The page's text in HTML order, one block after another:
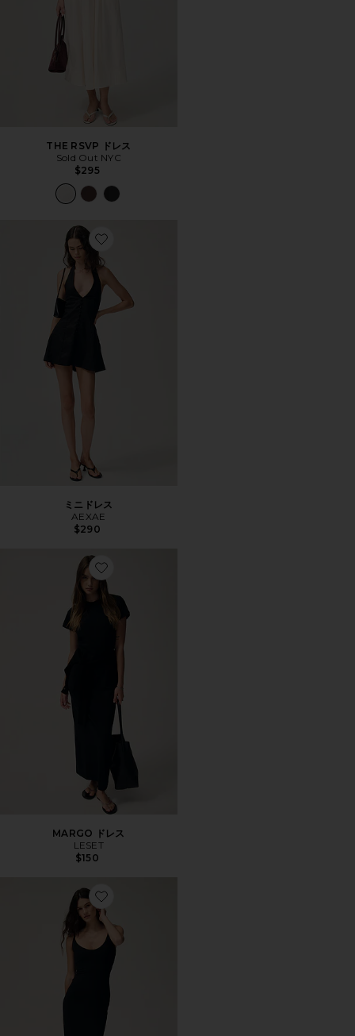
THE RSVP ドレス
Sold Out NYC
$295
Favorite ミニドレス
ミニドレス
AEXAE
$290
Favorite MARGO ドレス
MARGO ドレス
LESET
$150
Favorite SMOOTH LAYERS SKIMPY スクープネックドレ